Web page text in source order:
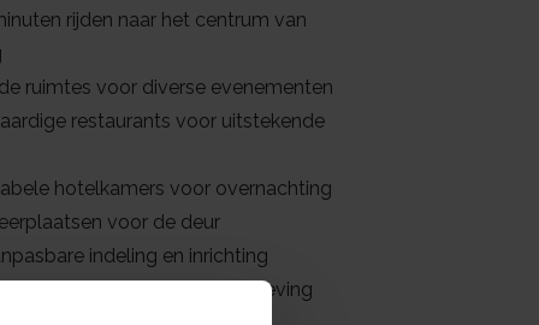
rijden naar het centrum van
ruimtes voor diverse evenementen
restaurants voor uitstekende
hotelkamers voor overnachting
voor de deur
indeling en inrichting
in een groene, serene omgeving